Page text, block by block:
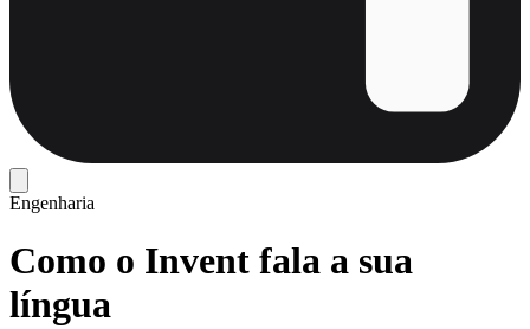
Engenharia
Como o Invent fala a sua
língua